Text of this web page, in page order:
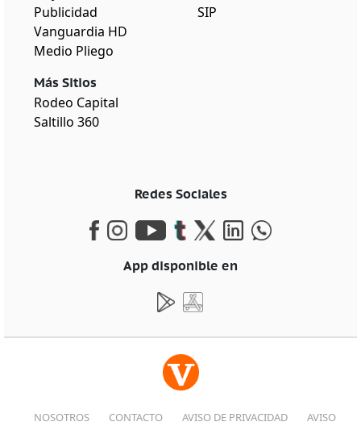
Publicidad
Vanguardia HD
Medio Pliego
Más Sitios
Rodeo Capital
Saltillo 360
SIP
Redes Sociales
App disponible en
NOSOTROS CONTACTO AVISO DE PRIVACIDAD AVISO